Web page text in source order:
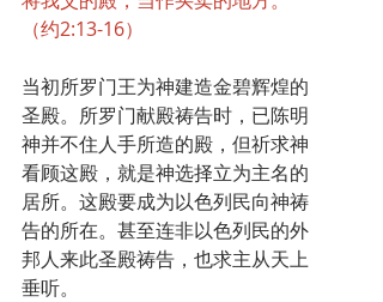
（约2:13-16）
当初所罗门王为神建造金碧辉煌的
圣殿。所罗门献殿祷告时，已陈明
神并不住人手所造的殿，但祈求神
看顾这殿，就是神选择立为主名的
居所。这殿要成为以色列民向神祷
告的所在。甚至连非以色列民的外
邦人来此圣殿祷告，也求主从天上
垂听。